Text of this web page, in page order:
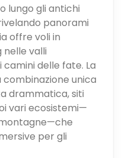
lungo gli antichi
panorami
offre voli in
valli
delle fate. La
unica
drammatica, siti
vari ecosistemi—
per gli